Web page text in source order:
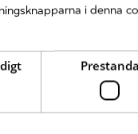
i denna
Prestanda